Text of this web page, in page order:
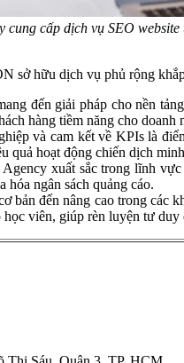
cấp dịch vụ SEO website
sở hữu dịch vụ phủ rộng
đến giải pháp cho nền
hàng tiềm năng cho doanh
và cam kết về KPIs là
quả hoạt động chiến dịch
xuất sắc trong lĩnh
ngân sách quảng cáo.
bản đến nâng cao trong các
viên, giúp rèn luyện tư duy